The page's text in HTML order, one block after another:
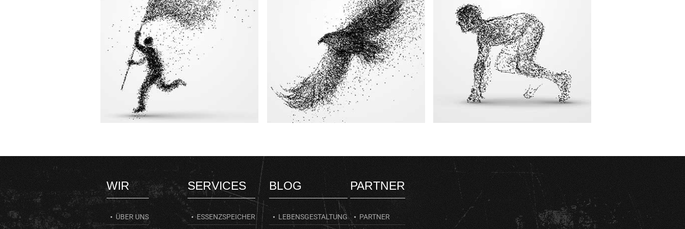
«The fool wonders,
the wise man asks.»
Benjamin Disraeli
«Wer Freiheit aufgibt,
um Sicherheit zu gewinnen,
wird am Ende
beides verlieren.»
Benjamin Franklin
«Der Mensch ist ein
zielstrebiges Wesen,
aber er strebt zu viel
und zielt zu wenig!»
Günter Radtke
WIR
ÜBER UNS
SERVICES
ESSENZSPEICHER
BLOG
LEBENSGESTALTUNG
PARTNER
PARTNER